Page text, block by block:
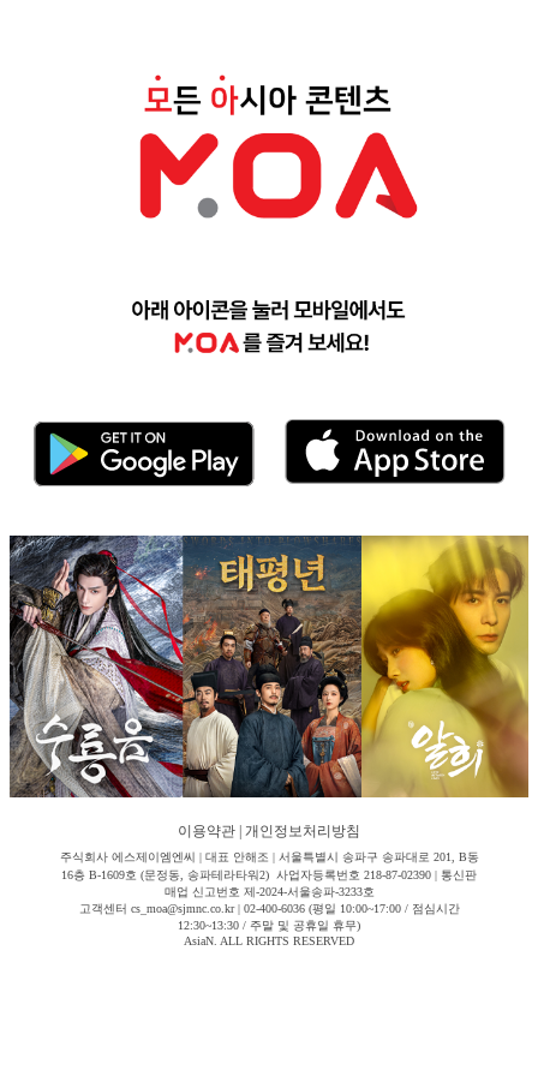
이용약관 개인정보처리방침
주식회사 에스제이엠엔씨 | 대표 안해조 | 서울특별시 송파구 송파대로 201, B동
16층 B-1609호 (문정동, 송파테라타워2) 사업자등록번호 218-87-02390 | 통신판
매업 신고번호 제-2024-서울송파-3233호
고객센터 cs_moa@sjmnc.co.kr | 02-400-6036 (평일 10:00~17:00 / 점심시간
12:30~13:30 / 주말 및 공휴일 휴무)
AsiaN. ALL RIGHTS RESERVED